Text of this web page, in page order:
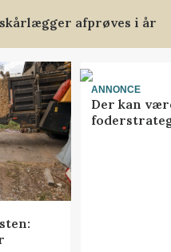
afprøves i år
ANNONCE
Der kan